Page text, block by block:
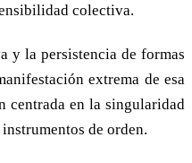
colectiva.
y la persistencia de formas
extrema de esa
centrada en la singularidad
de orden.